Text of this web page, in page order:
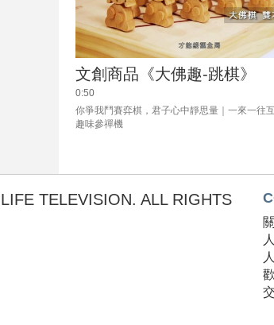
文創商品《大佛趣-跳棋》
0:50
你爭我鬥賽弈棋，君子心中靜思量｜一來一往
趣味參禪機
TELEVISION. ALL RIGHTS